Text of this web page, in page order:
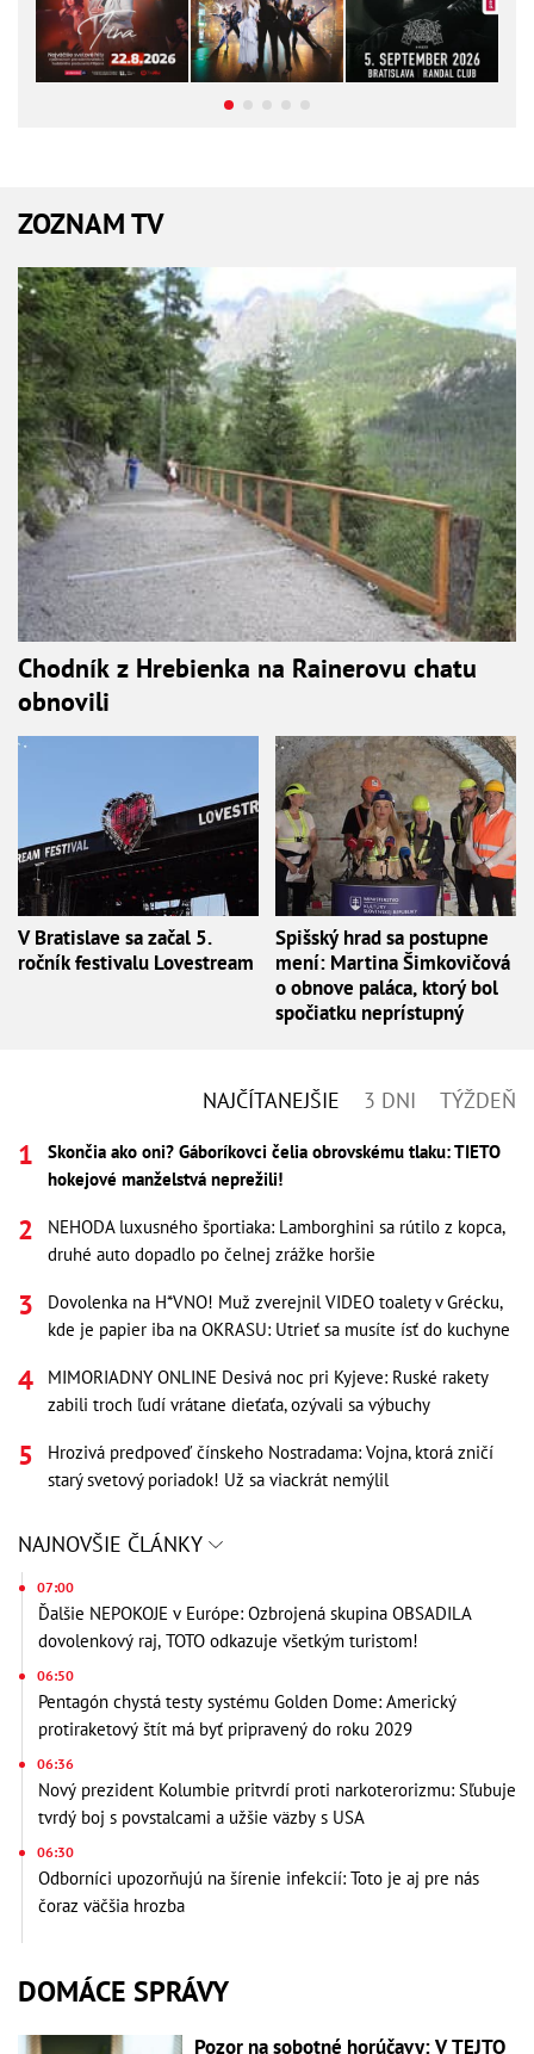
ZOZNAM TV
Chodník z Hrebienka na Rainerovu chatu
obnovili
V Bratislave sa začal 5.
ročník festivalu Lovestream
Spišský hrad sa postupne
mení: Martina Šimkovičová
o obnove paláca, ktorý bol
spočiatku neprístupný
NAJČÍTANEJŠIE 3 DNI TÝŽDEŇ
Skončia ako oni? Gáboríkovci čelia obrovskému tlaku: TIETO
hokejové manželstvá neprežili!
NEHODA luxusného športiaka: Lamborghini sa rútilo z kopca,
druhé auto dopadlo po čelnej zrážke horšie
Dovolenka na H*VNO! Muž zverejnil VIDEO toalety v Grécku,
kde je papier iba na OKRASU: Utrieť sa musíte ísť do kuchyne
MIMORIADNY ONLINE Desivá noc pri Kyjeve: Ruské rakety
zabili troch ľudí vrátane dieťaťa, ozývali sa výbuchy
Hrozivá predpoveď čínskeho Nostradama: Vojna, ktorá zničí
starý svetový poriadok! Už sa viackrát nemýlil
NAJNOVŠIE ČLÁNKY
07:00
Ďalšie NEPOKOJE v Európe: Ozbrojená skupina OBSADILA
dovolenkový raj, TOTO odkazuje všetkým turistom!
06:50
Pentagón chystá testy systému Golden Dome: Americký
protiraketový štít má byť pripravený do roku 2029
06:36
Nový prezident Kolumbie pritvrdí proti narkoterorizmu: Sľubuje
tvrdý boj s povstalcami a užšie väzby s USA
06:30
Odborníci upozorňujú na šírenie infekcií: Toto je aj pre nás
čoraz väčšia hrozba
DOMÁCE SPRÁVY
Pozor na sobotné horúčavy: V TEJTO